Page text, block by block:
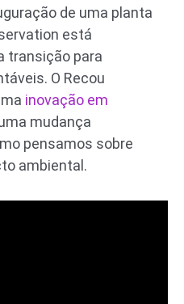
de uma planta
está
transição para
O Recou
inovação em
mudança
pensamos sobre
ambiental.